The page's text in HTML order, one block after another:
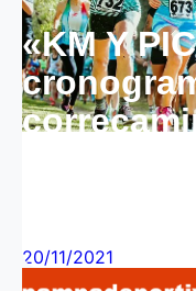
«KM Y
20/11/2021